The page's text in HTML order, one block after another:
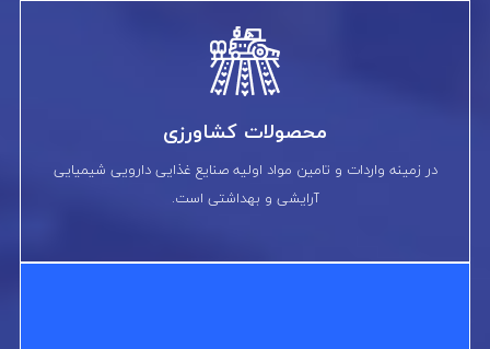
محصولات کشاورزی
در زمینه واردات و تامین مواد اولیه صنایع غذایی دارویی شیمیایی
آرایشی و بهداشتی است.